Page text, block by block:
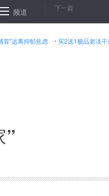
阿富汗北部一安全检查站遭袭９
频道 下一篇
冒"远离抑郁焦虑 买2送1极品老淡